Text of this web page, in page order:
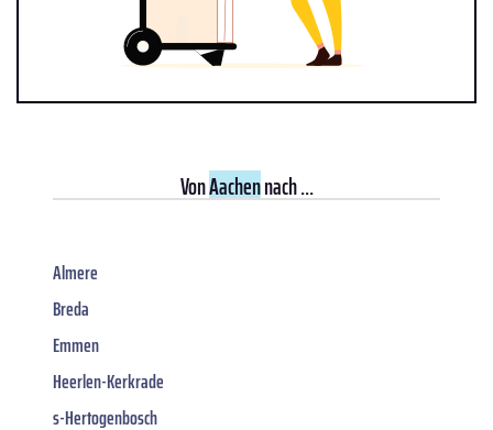
VonAachennach ...
Almere
Breda
Emmen
Heerlen-Kerkrade
s-Hertogenbosch